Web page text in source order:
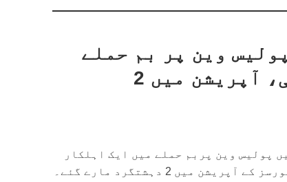
وین پر بم حملے
میں اہلکار زخمی، آپریشن میں 2
پولیس وین پربم حملے میں ایک اہلکار
زخمی ہوگیا جبکہ سیکورٹی فورسز کے آپریشن میں 2 دہشتگرد مارے گئے۔